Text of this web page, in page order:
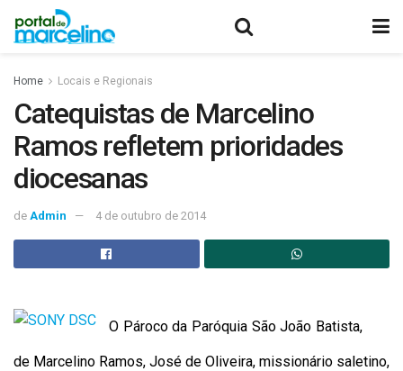
Home Locais e Regionais
Catequistas de Marcelino
Ramos refletem prioridades
diocesanas
de Admin 4 de outubro de 2014
O Pároco da Paróquia São João Batista,
de Marcelino Ramos, José de Oliveira, missionário saletino,